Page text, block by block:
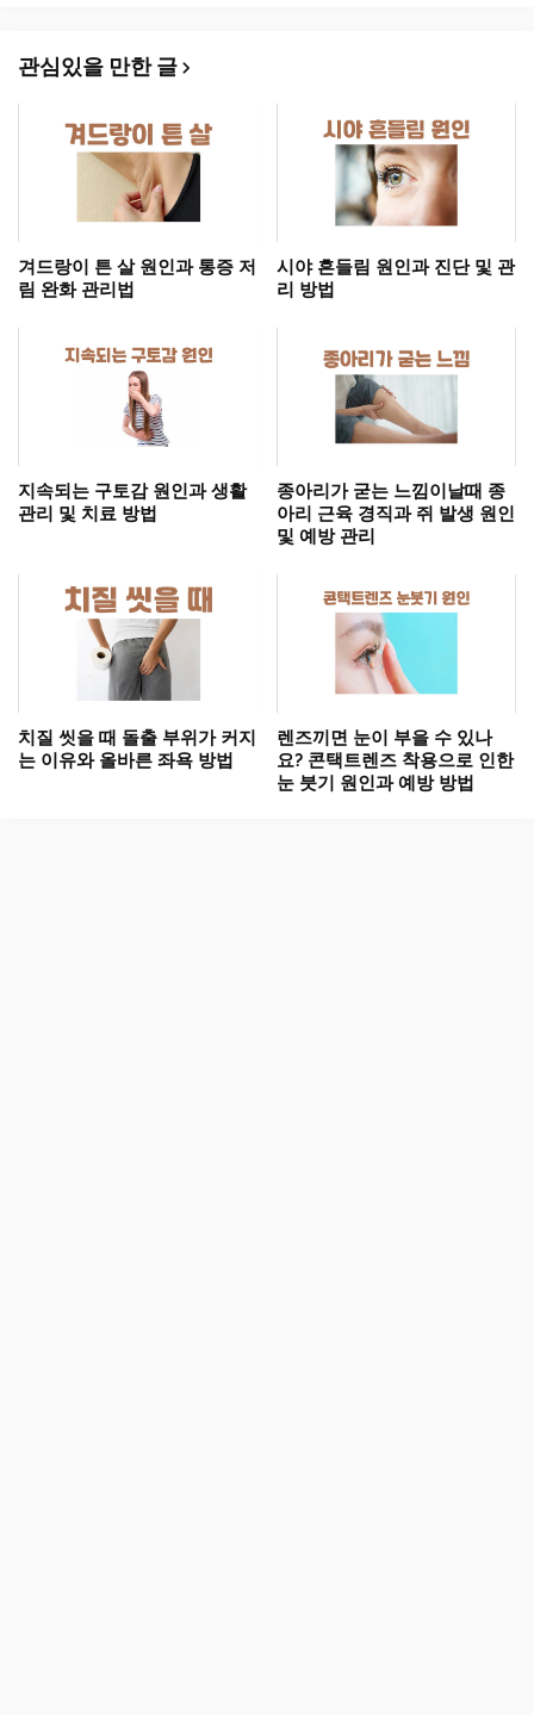
관심있을 만한 글
겨드랑이 튼 살 원인과 통증 저
림 완화 관리법
시야 흔들림 원인과 진단 및 관
리 방법
지속되는 구토감 원인과 생활
관리 및 치료 방법
종아리가 굳는 느낌이날때 종
아리 근육 경직과 쥐 발생 원인
및 예방 관리
치질 씻을 때 돌출 부위가 커지
는 이유와 올바른 좌욕 방법
렌즈끼면 눈이 부을 수 있나
요? 콘택트렌즈 착용으로 인한
눈 붓기 원인과 예방 방법